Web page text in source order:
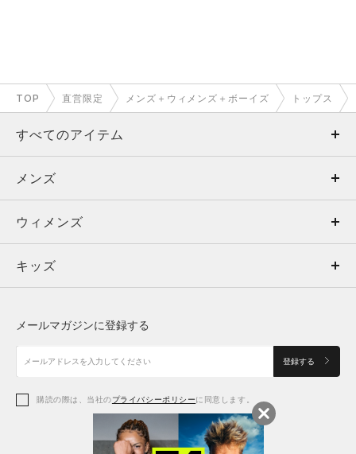
TOP 直営限定 メンズ＋ウィメンズ＋ボーイズ トップス
すべてのアイテム
メンズ
ウィメンズ
キッズ
アクセサリー
メンズ
トップス
ボトムス
アクセサリー
ウィメンズ
トップス
シューズ
アクセサリー
キッズ
シューズ
メールマガジンに登録する
登録する
購読の際は、当社のプライバシーポリシーに同意します。